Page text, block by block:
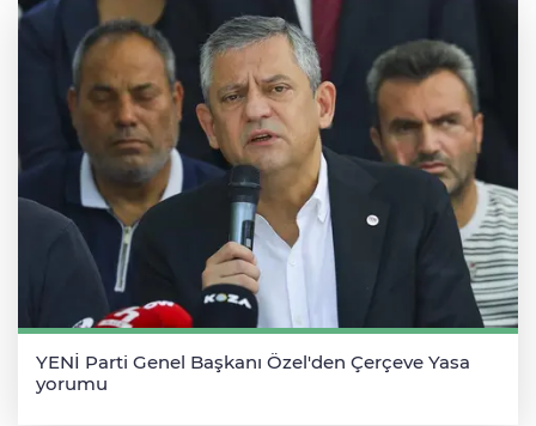
YENİ Parti Genel Başkanı Özel'den Çerçeve Yasa
yorumu